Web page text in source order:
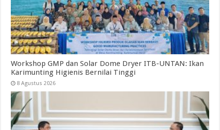
Workshop GMP dan Solar Dome Dryer ITB-UNTAN: Ikan
Karimunting Higienis Bernilai Tinggi
8 Agustus 2026